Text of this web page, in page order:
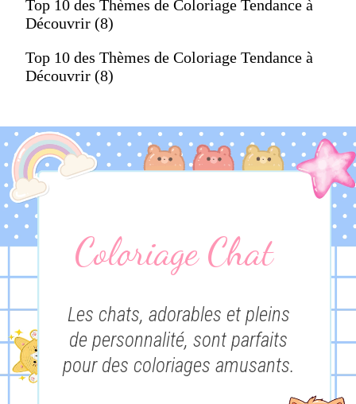
Top 10 des Thèmes de Coloriage Tendance à
Découvrir (8)
Top 10 des Thèmes de Coloriage Tendance à
Découvrir (8)
Coloriage Chat
Les chats, adorables et pleins
de personnalité, sont parfaits
pour des coloriages amusants.